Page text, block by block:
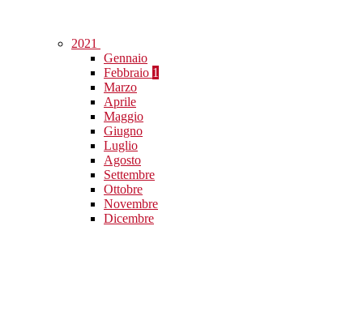
2021
Gennaio
Febbraio 1
Marzo
Aprile
Maggio
Giugno
Luglio
Agosto
Settembre
Ottobre
Novembre
Dicembre